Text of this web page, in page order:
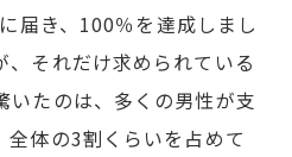
届き、100％を達成しまし
、それだけ求められている
いたのは、多くの男性が支
体の3割くらいを占めて